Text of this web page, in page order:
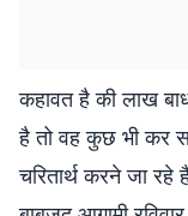
कहावत है की लाख
है तो वह कुछ भी कर
चरितार्थ करने जा रहे